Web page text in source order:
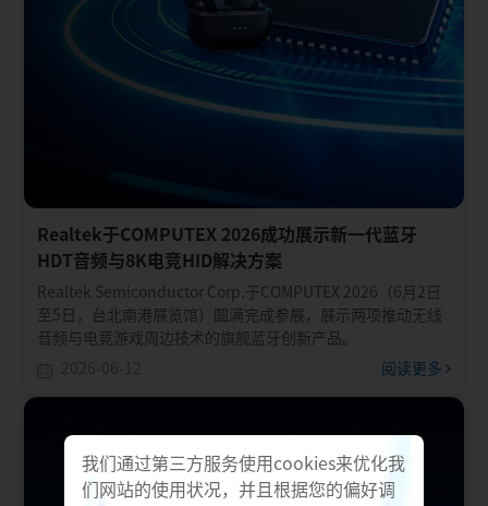
Realtek于COMPUTEX 2026成功展示新一代蓝牙
HDT音频与8K电竞HID解决方案
Realtek Semiconductor Corp.于COMPUTEX 2026（6月2日
至5日，台北南港展览馆）圆满完成参展，展示两项推动无线
音频与电竞游戏周边技术的旗舰蓝牙创新产品。
阅读更多
我们通过第三方服务使用cookies来优化我
们网站的使用状况，并且根据您的偏好调